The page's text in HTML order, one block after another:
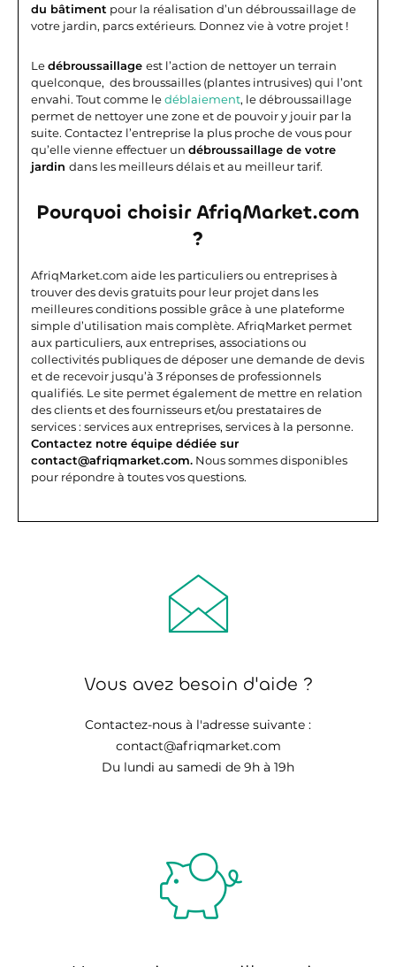
du bâtiment pour la réalisation d’un débroussaillage de
votre jardin, parcs extérieurs. Donnez vie à votre projet !
Ledébroussaillage est l’action de nettoyer un terrain
quelconque, des broussailles (plantes intrusives) qui l’ont
envahi. Tout comme ledéblaiement, le débroussaillage
permet de nettoyer une zone et de pouvoir y jouir par la
suite. Contactez l’entreprise la plus proche de vous pour
qu’elle vienne effectuer un débroussaillage de votre
jardin dans les meilleurs délais et au meilleur tarif.
Pourquoi choisir AfriqMarket.com
?
AfriqMarket.com aide les particuliers ou entreprises à
trouver des devis gratuits pour leur projet dans les
meilleures conditions possible grâce à une plateforme
simple d’utilisation mais complète. AfriqMarket permet
aux particuliers, aux entreprises, associations ou
collectivités publiques de déposer une demande de devis
et de recevoir jusqu’à 3 réponses de professionnels
qualifiés. Le site permet également de mettre en relation
des clients et des fournisseurs et/ou prestataires de
services : services aux entreprises, services à la personne.
Contactez notre équipe dédiée sur
contact@afriqmarket.com. Nous sommes disponibles
pour répondre à toutes vos questions.
Vous avez besoin d'aide ?
Contactez-nous à l'adresse suivante :
contact@afriqmarket.com
Du lundi au samedi de 9h à 19h